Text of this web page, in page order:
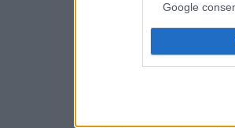
Google
ΡΟΗ
Σίνδο, σηκώθηκε ένα